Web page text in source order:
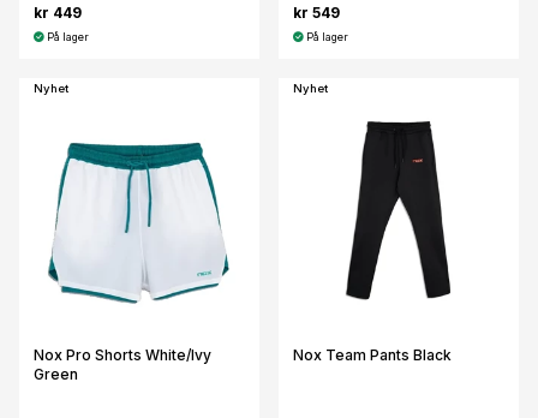
kr 449
På lager
kr 549
På lager
Nyhet
Nox Pro Shorts White/Ivy
Green
Nyhet
Nox Team Pants Black